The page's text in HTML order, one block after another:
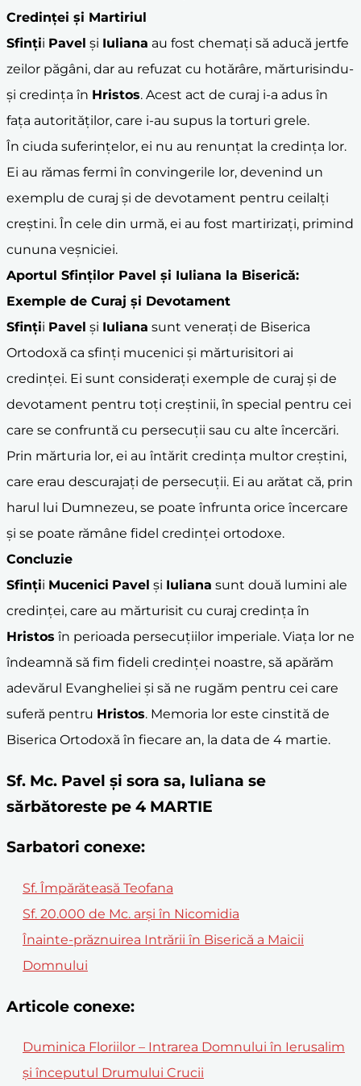
Credinței și Martiriul
Sfinții Pavel și Iuliana au fost chemați să aducă jertfe
zeilor păgâni, dar au refuzat cu hotărâre, mărturisindu-
și credința în Hristos. Acest act de curaj i-a adus în
fața autorităților, care i-au supus la torturi grele.
În ciuda suferințelor, ei nu au renunțat la credința lor.
Ei au rămas fermi în convingerile lor, devenind un
exemplu de curaj și de devotament pentru ceilalți
creștini. În cele din urmă, ei au fost martirizați, primind
cununa veșniciei.
Aportul Sfinților Pavel și Iuliana la Biserică:
Exemple de Curaj și Devotament
Sfinții Pavel și Iuliana sunt venerați de Biserica
Ortodoxă ca sfinți mucenici și mărturisitori ai
credinței. Ei sunt considerați exemple de curaj și de
devotament pentru toți creștinii, în special pentru cei
care se confruntă cu persecuții sau cu alte încercări.
Prin mărturia lor, ei au întărit credința multor creștini,
care erau descurajați de persecuții. Ei au arătat că, prin
harul lui Dumnezeu, se poate înfrunta orice încercare
și se poate rămâne fidel credinței ortodoxe.
Concluzie
Sfinții Mucenici Pavel și Iuliana sunt două lumini ale
credinței, care au mărturisit cu curaj credința în
Hristos în perioada persecuțiilor imperiale. Viața lor ne
îndeamnă să fim fideli credinței noastre, să apărăm
adevărul Evangheliei și să ne rugăm pentru cei care
suferă pentru Hristos. Memoria lor este cinstită de
Biserica Ortodoxă în fiecare an, la data de 4 martie.
Sf. Mc. Pavel și sora sa, Iuliana se
sărbătoreste pe 4 MARTIE
Sarbatori conexe:
Sf. Împărăteasă Teofana
Sf. 20.000 de Mc. arși în Nicomidia
Înainte-prăznuirea Intrării în Biserică a Maicii
Domnului
Articole conexe:
Duminica Floriilor – Intrarea Domnului în Ierusalim
și începutul Drumului Crucii